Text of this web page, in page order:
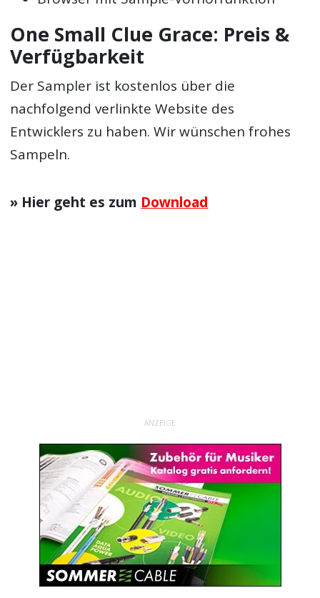
One Small Clue Grace: Preis &
Verfügbarkeit
Der Sampler ist kostenlos über die
nachfolgend verlinkte Website des
Entwicklers zu haben. Wir wünschen frohes
Sampeln.
» Hier geht es zum Download
ANZEIGE